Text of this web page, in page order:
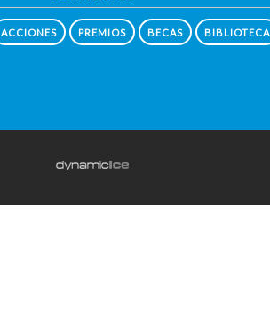
ACCIONES PREMIOS BECAS BIBLIOTECA